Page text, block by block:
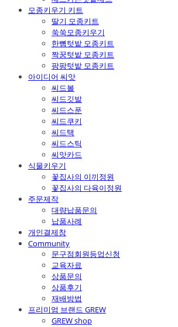
모종키우기 키트
딸기 모종키트
쑥쑥모종키우기
한뼘텃밭 모종키트
짝꿍텃밭 모종키트
팡팡텃밭 모종키트
아이디어 씨앗
씨드볼
씨드깃발
씨드스푼
씨드쿠키
씨드택
씨드스틱
씨앗카드
식물키우기
꽃집사의 이끼정원
꽃집사의 다육이정원
주문제작
대량납품문의
납품사례
개인결제창
Community
문구점회원등업신청
교육자료
상품문의
상품후기
재배방법
프리미엄 브랜드 GREW
GREW shop